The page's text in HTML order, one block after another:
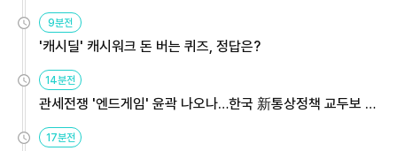
9분전
'캐시딜' 캐시워크 돈 버는 퀴즈, 정답은?
14분전
관세전쟁 '엔드게임' 윤곽 나오나…한국 新통상정책 교두보 활
17분전